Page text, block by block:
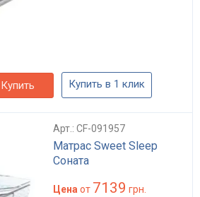
Купить Купить в 1 клик
Арт.: CF-091957
Матрас Sweet Sleep
Соната
Цена от 7139 грн.